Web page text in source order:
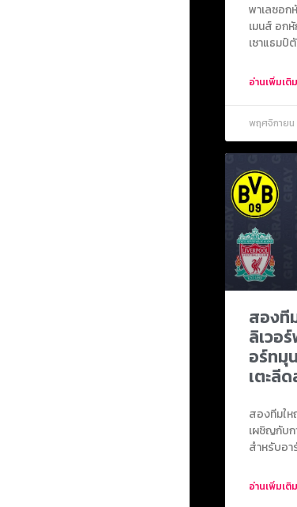
พาเลซอก
เมนส์ อก
เซาแธมป์
อ่านเพิ่มเติ
พฤศจิกายน
สองที
ลิเวอ
อร์ทมุ
เตะลี
สองทีมใ
เผชิญกับ
สำหรับอ
อ่านเพิ่มเติ